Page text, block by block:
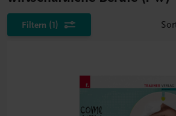
Filtern (1)